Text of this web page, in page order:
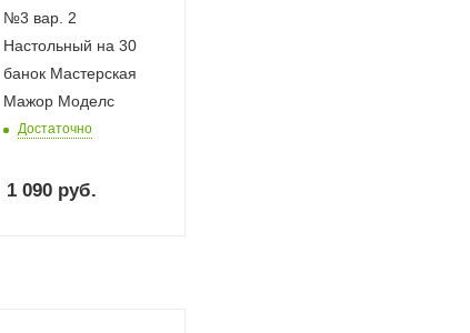
№3 вар. 2
Настольный на 30
банок Мастерская
Мажор Моделс
Достаточно
1 090 руб.